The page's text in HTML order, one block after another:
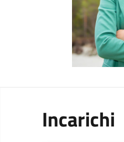
Incarichi